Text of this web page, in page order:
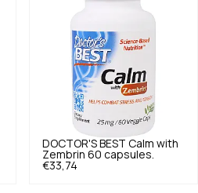
DOCTOR'S BEST Calm with
Zembrin 60 capsules.
€33,74